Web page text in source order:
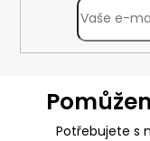
Potřebujete s